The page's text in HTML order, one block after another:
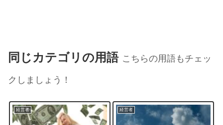
同じカテゴリの用語 こちらの用語もチェッ
クしましょう！
経営者 経営者